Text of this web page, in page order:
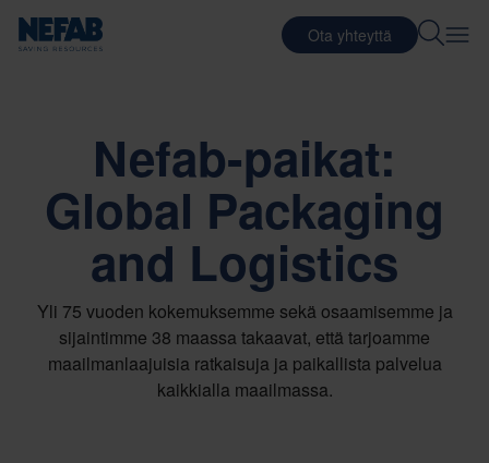
Ota yhteyttä
Nefab-paikat:
Global Packaging
and Logistics
Yli 75 vuoden kokemuksemme sekä osaamisemme ja
sijaintimme 38 maassa takaavat, että tarjoamme
maailmanlaajuisia ratkaisuja ja paikallista palvelua
kaikkialla maailmassa.